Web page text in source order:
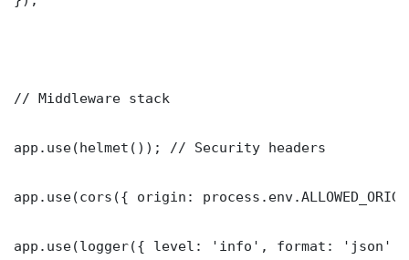
// Middleware stack
app.use(helmet()); // Security headers
app.use(cors({ origin:
app.use(logger({ level: 'info', format: 'json'